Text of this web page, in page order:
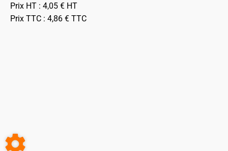
Prix HT : 4,05 € HT
Prix TTC : 4,86 € TTC